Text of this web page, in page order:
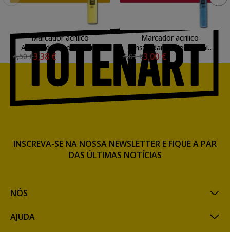
Marcador acrilico
Amsterdam color siena
natural 234 (4 mm.)
4,50 €3,38 €
Marcador acrilico
Amsterdam color Carmin
318 (2 mm.)
4,01 €3,00 €
NÓS
AJUDA
INSCREVA-SE NA NOSSA NEWSLETTER E FIQUE A PAR
DAS ÚLTIMAS NOTÍCIAS